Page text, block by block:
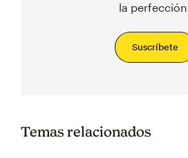
la
Suscríbete
Temas relacionados